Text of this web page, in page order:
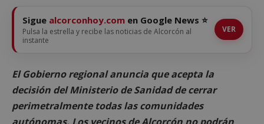
Sigue alcorconhoy.com en Google News ⭐
Pulsa la estrella y recibe las noticias de Alcorcón al
instante
VER
El Gobierno regional anuncia que acepta la
decisión del Ministerio de Sanidad de cerrar
perimetralmente todas las comunidades